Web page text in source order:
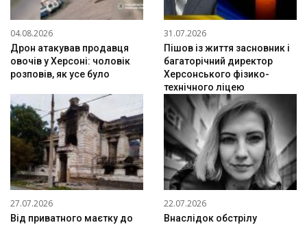
04.08.2026
Дрон атакував продавця
овочів у Херсоні: чоловік
розповів, як усе було
31.07.2026
Пішов із життя засновник і
багаторічний директор
Херсонського фізико-
технічного ліцею
27.07.2026
Від приватного маєтку до
22.07.2026
Внаслідок обстрілу